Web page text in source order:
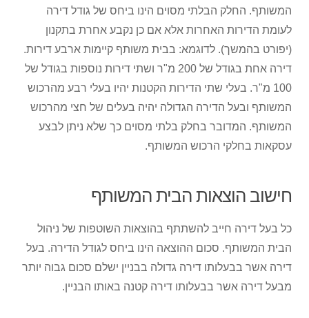
המשותף. החלק הבלתי מסוים הינו ביחס של גודל דירה
לעומת הדירות האחרות אלא אם כן נקבע אחרת בתקנון
(יפורט בהמשך). לדוגמא: בבית משותף קיימות ארבע דירות.
דירה אחת בגודל של 200 מ"ר ושתי דירות נוספות בגודל של
100 מ"ר. בעלי שתי הדירות הקטנות יהיו בעלי רבע מהרכוש
המשותף ובעל הדירה הגדולה יהיה בעלים של חצי מהרכוש
המשותף. המדובר בחלק בלתי מסוים כך שלא ניתן לבצע
עסקאות בחלקי הרכוש המשותף.
חישוב הוצאות הבית המשותף
כל בעל דירה חייב להשתתף בהוצאות השוטפות של ניהול
הבית המשותף. סכום ההוצאה הינו ביחס לגודל הדירה. בעל
דירה אשר בבעלותו דירה גדולה בבניין ישלם סכום גבוה יותר
מבעל דירה אשר בבעלותו דירה קטנה באותו הבניין.